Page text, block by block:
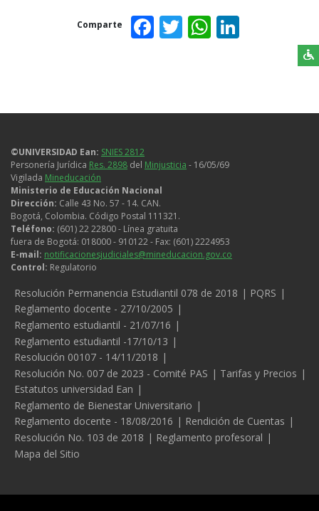
Comparte Facebook
Twitter
©UNIVERSIDAD Ean: SNIES 2812
Personería Jurídica Res. 2898 del Minjusticia - 16/05/69
Vigilada Mineducación
Ministerio de Educación Nacional
Dirección: Calle 43 No. 57 - 14. CAN.
Bogotá, Colombia. Código Postal 111321.
Teléfono: (601) 22 22800 - Línea gratuita
fuera de Bogotá: 018000 - 910122 - Fax: (601) 2224953
E-mail: notificacionesjudiciales@mineducacion.gov.co
Control: Regulatorio
Legales
Resolución Permanencia Estudiantil 078 de 2018
PQRS
Reglamento docente - 27/10/2005
Reglamento estudiantil - 21/07/16
Reglamento estudiantil -17/10/13
Resolución 00107 - 14/11/2018
Resolución No. 007 de 2023 - Comité PAS
Tarifas y Precios
Estatutos universidad Ean
Reglamento de Bienestar Universitario
Reglamento docente - 18/08/2016
Rendición de Cuentas
Resolución No. 103 de 2018
Reglamento profesoral
Mapa del Sitio